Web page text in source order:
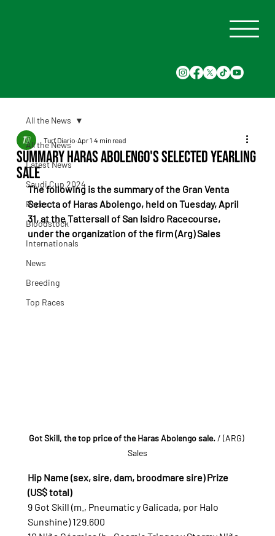
All the News
Latest News
Saudi Cup 2024
Races
Bloodstock
Internationals
News
Breeding
Top Races
All the News
Summary Haras Abolengo's Selected yearling
Sale
Turf Diario Apr 1 4 min read
The following is the summary of the Gran Venta
Selecta of Haras Abolengo, held on Tuesday, April
31, at the Tattersall of San Isidro Racecourse,
under the organization of the firm (Arg) Sales
Got Skill, the top price of the Haras Abolengo sale. / (ARG)
Sales
Hip Name (sex, sire, dam, broodmare sire) Prize
(US$ total)
9 Got Skill (m., Pneumatic y Galicada, por Halo
Sunshine) 129.600